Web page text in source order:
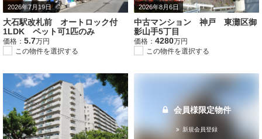
2026年7月19日
大石駅改札前 オートロック付
1LDK ペット可1匹のみ
価格： 5.7万円
この物件を選択する
2026年8月6日
中古マンション 神戸 東灘区御
影山手5丁目
価格： 4280万円
この物件を選択する
会員様限定物件
新規会員登録